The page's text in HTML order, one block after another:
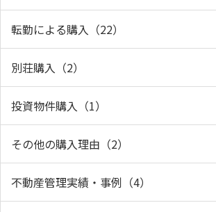
転勤による購入（22）
別荘購入（2）
投資物件購入（1）
その他の購入理由（2）
不動産管理実績・事例（4）